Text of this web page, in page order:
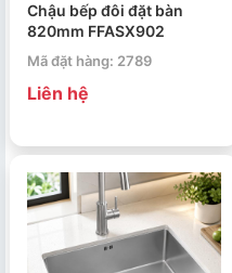
Chậu bếp đôi đặt bàn
820mm FFASX902
Mã đặt hàng: 2789
Liên hệ